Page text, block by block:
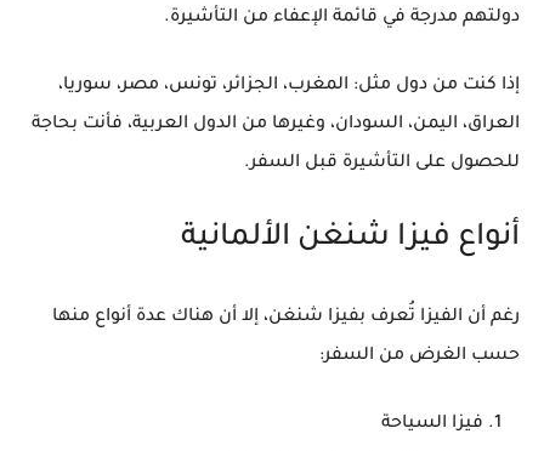
دولتهم مدرجة في قائمة الإعفاء من التأشيرة.
إذا كنت من دول مثل: المغرب، الجزائر، تونس، مصر، سوريا،
العراق، اليمن، السودان، وغيرها من الدول العربية، فأنت بحاجة
للحصول على التأشيرة قبل السفر.
أنواع فيزا شنغن الألمانية
رغم أن الفيزا تُعرف بفيزا شنغن، إلا أن هناك عدة أنواع منها
حسب الغرض من السفر:
فيزا السياحة